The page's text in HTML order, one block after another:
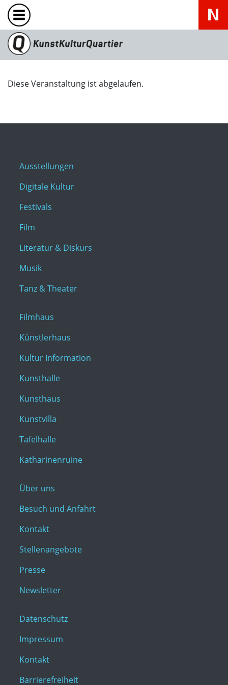
Diese Veranstaltung ist abgelaufen.
Ausstellungen
Digitale Kultur
Festivals
Film
Literatur & Diskurs
Musik
Tanz & Theater
Filmhaus
Künstlerhaus
Kultur Information
Kunsthalle
Kunsthaus
Kunstvilla
Tafelhalle
Katharinenruine
Über uns
Besuch und Anfahrt
Kontakt
Stellenangebote
Presse
Newsletter
Datenschutz
Impressum
Kontakt
Barrierefreiheit